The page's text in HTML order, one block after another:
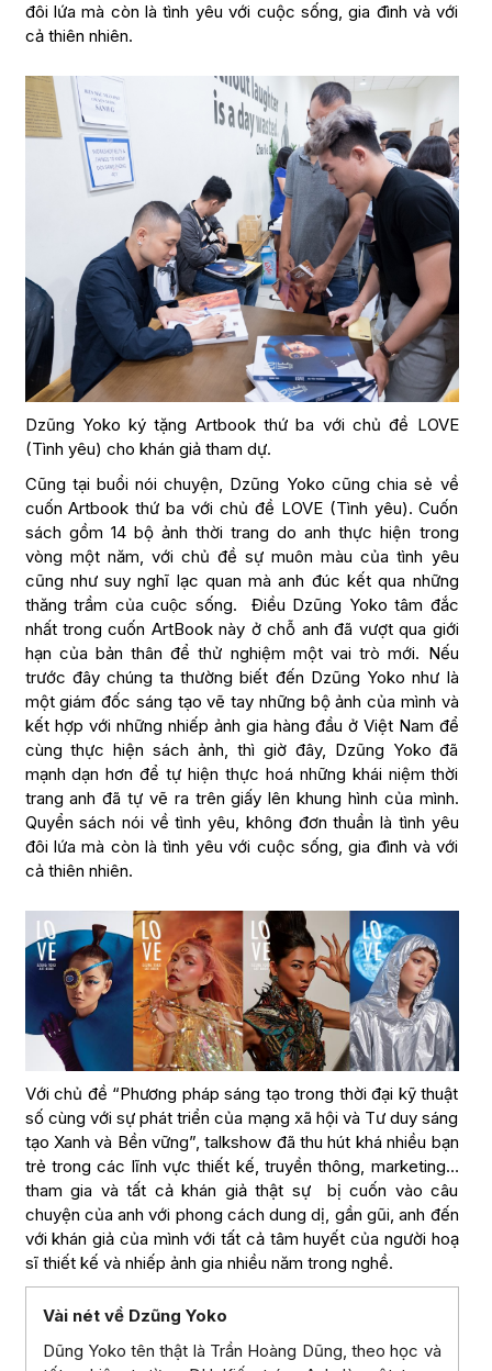
đôi lứa mà còn là tình yêu với cuộc sống, gia đình và với
cả thiên nhiên.
Dzũng Yoko ký tặng Artbook thứ ba với chủ đề LOVE
(Tình yêu) cho khán giả tham dự.
Cũng tại buổi nói chuyện, Dzũng Yoko cũng chia sẻ về
cuốn Artbook thứ ba với chủ đề LOVE (Tình yêu). Cuốn
sách gồm 14 bộ ảnh thời trang do anh thực hiện trong
vòng một năm, với chủ đề sự muôn màu của tình yêu
cũng như suy nghĩ lạc quan mà anh đúc kết qua những
thăng trầm của cuộc sống. Điều Dzũng Yoko tâm đắc
nhất trong cuốn ArtBook này ở chỗ anh đã vượt qua giới
hạn của bản thân để thử nghiệm một vai trò mới. Nếu
trước đây chúng ta thường biết đến Dzũng Yoko như là
một giám đốc sáng tạo vẽ tay những bộ ảnh của mình và
kết hợp với những nhiếp ảnh gia hàng đầu ở Việt Nam để
cùng thực hiện sách ảnh, thì giờ đây, Dzũng Yoko đã
mạnh dạn hơn để tự hiện thực hoá những khái niệm thời
trang anh đã tự vẽ ra trên giấy lên khung hình của mình.
Quyển sách nói về tình yêu, không đơn thuần là tình yêu
đôi lứa mà còn là tình yêu với cuộc sống, gia đình và với
cả thiên nhiên.
Với chủ đề “Phương pháp sáng tạo trong thời đại kỹ thuật
số cùng với sự phát triển của mạng xã hội và Tư duy sáng
tạo Xanh và Bền vững”, talkshow đã thu hút khá nhiều bạn
trẻ trong các lĩnh vực thiết kế, truyền thông, marketing…
tham gia và tất cả khán giả thật sự bị cuốn vào câu
chuyện của anh với phong cách dung dị, gần gũi, anh đến
với khán giả của mình với tất cả tâm huyết của người hoạ
sĩ thiết kế và nhiếp ảnh gia nhiều năm trong nghề.
Vài nét về Dzũng Yoko
Dũng Yoko tên thật là Trần Hoàng Dũng, theo học và